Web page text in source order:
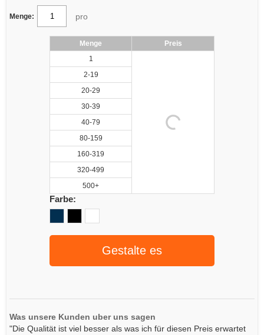
Menge: pro
Menge
Preis
1
2-19
20-29
30-39
40-79
80-159
160-319
320-499
500+
Farbe:
Gestalte es
Was unsere Kunden uber uns sagen
"Die Qualität ist viel besser als was ich für diesen Preis erwartet